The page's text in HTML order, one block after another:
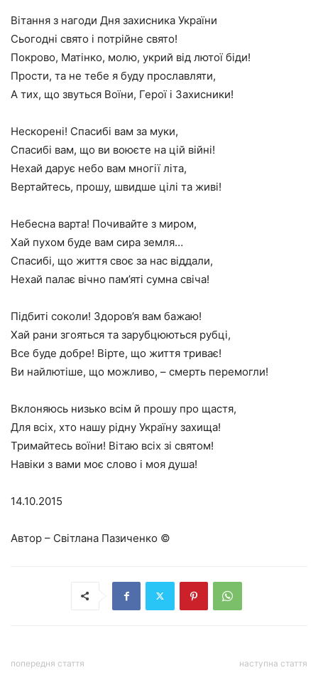
Вітання з нагоди Дня захисника України
Сьогодні свято і потрійне свято!
Покрово, Матінко, молю, укрий від лютої біди!
Прости, та не тебе я буду прославляти,
А тих, що звуться Воїни, Герої і Захисники!
Нескорені! Спасибі вам за муки,
Спасибі вам, що ви воюєте на цій війні!
Нехай дарує небо вам многії літа,
Вертайтесь, прошу, швидше цілі та живі!
Небесна варта! Почивайте з миром,
Хай пухом буде вам сира земля…
Спасибі, що життя своє за нас віддали,
Нехай палає вічно пам’яті сумна свіча!
Підбиті соколи! Здоров’я вам бажаю!
Хай рани згояться та зарубцюються рубці,
Все буде добре! Вірте, що життя триває!
Ви найлютіше, що можливо, – смерть перемогли!
Вклоняюсь низько всім й прошу про щастя,
Для всіх, хто нашу рідну Україну захища!
Тримайтесь воїни! Вітаю всіх зі святом!
Навіки з вами моє слово і моя душа!
14.10.2015
Автор – Світлана Пазиченко ©
попередня стаття наступна стаття